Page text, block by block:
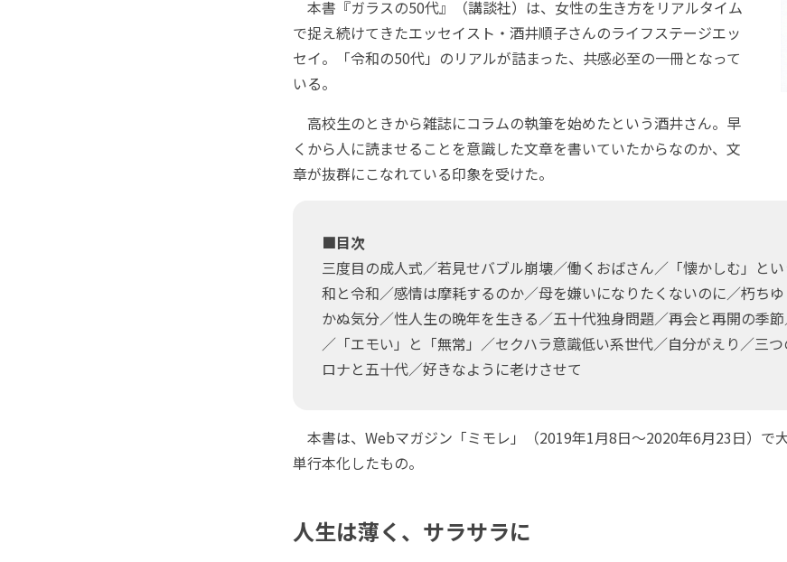
本書『ガラスの50代』（講談社）は、女性の生き方をリアルタイム
で捉え続けてきたエッセイスト・酒井順子さんのライフステージエッ
セイ。「令和の50代」のリアルが詰まった、共感必至の一冊となって
いる。
高校生のときから雑誌にコラムの執筆を始めたという酒井さん。早
くから人に読ませることを意識した文章を書いていたからなのか、文
章が抜群にこなれている印象を受けた。
■目次
三度目の成人式／若見せバブル崩壊／働くおばさん／「懐かしむ」と
和と令和／感情は摩耗するのか／母を嫌いになりたくないのに／朽ち
かぬ気分／性人生の晩年を生きる／五十代独身問題／再会と再開の季
／「エモい」と「無常」／セクハラ意識低い系世代／自分がえり／三
ロナと五十代／好きなように老けさせて
本書は、Webマガジン「ミモレ」（2019年1月8日～2020年6月23日）で
単行本化したもの。
人生は薄く、サラサラに